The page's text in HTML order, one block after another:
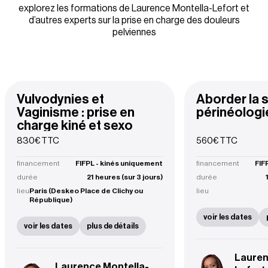
explorez les formations de Laurence Montella-Lefort et
d’autres experts sur la prise en charge des douleurs
pelviennes
Vulvodynies et
Vaginisme : prise en
charge kiné et sexo
830€ TTC
financement
FIFPL - kinés uniquement
durée
21 heures (sur 3 jours)
lieuParis (Deskeo Place de Clichy ou
République)
voir les dates plus de détails
Aborder la
560€ TTC
financement
durée
lieu
voir les dates